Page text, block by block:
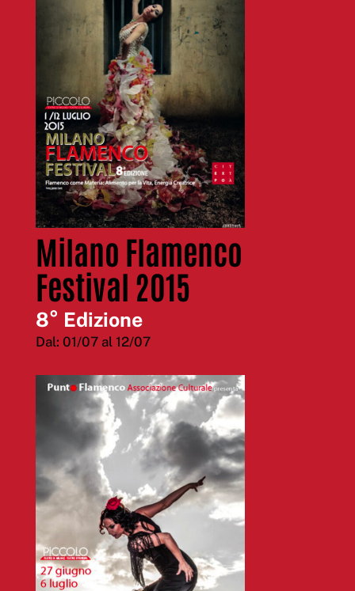
Milano Flamenco
Festival 2015
8° Edizione
Dal: 01/07 al 12/07